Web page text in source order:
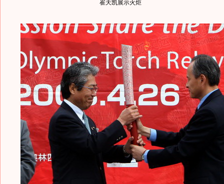
崔天凯展示火炬